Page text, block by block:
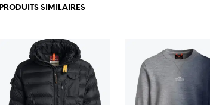
PRODUITS SIMILAIRES